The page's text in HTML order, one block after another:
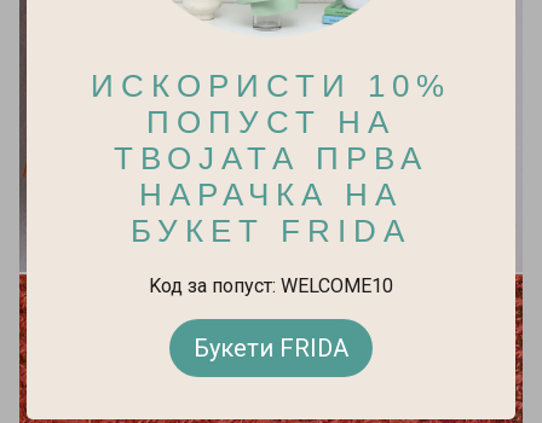
ИСКОРИСТИ 10%
ПОПУСТ НА
ТВОЈАТА ПРВА
НАРАЧКА НА
БУКЕТ FRIDA
Kод за попуст: WELCOME10
Букети FRIDA